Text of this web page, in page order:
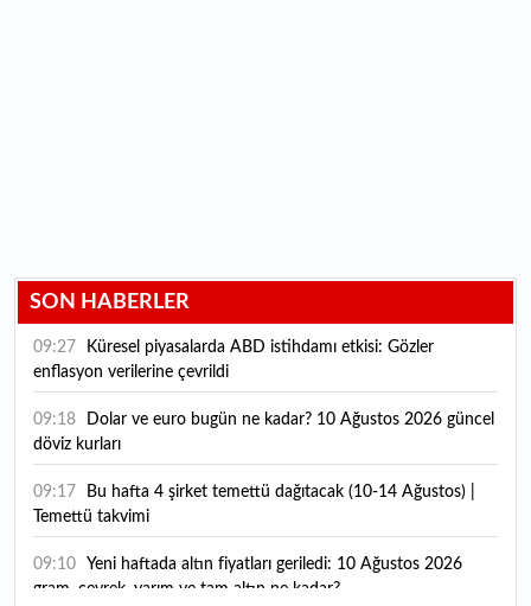
SON HABERLER
09:27
enflasyon verilerine çevrildi
09:18
döviz kurları
09:17
Temettü takvimi
09:10
gram, çeyrek, yarım ve tam altın ne kadar?